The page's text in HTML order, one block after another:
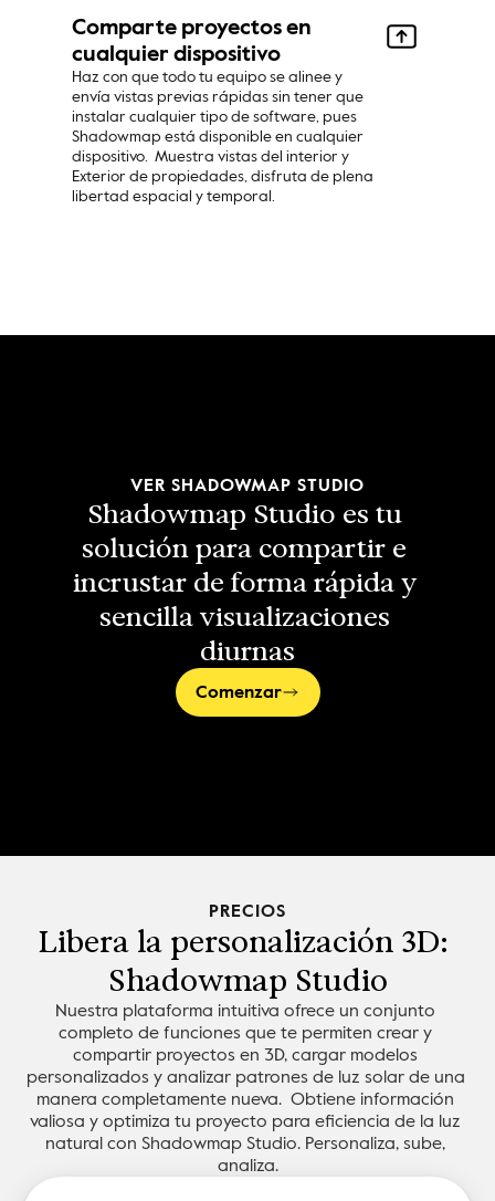
Comparte proyectos en
cualquier dispositivo
Haz con que todo tu equipo se alinee y
envía vistas previas rápidas sin tener que
instalar cualquier tipo de software, pues
Shadowmap está disponible en cualquier
dispositivo.  Muestra vistas del interior y
Exterior de propiedades, disfruta de plena
libertad espacial y temporal.
VER SHADOWMAP STUDIO
Shadowmap Studio es tu
solución para compartir e
incrustar de forma rápida y
sencilla visualizaciones
diurnas
Comenzar
PRECIOS
Libera la personalización 3D:
Shadowmap Studio
Nuestra plataforma intuitiva ofrece un conjunto
completo de funciones que te permiten crear y
compartir proyectos en 3D, cargar modelos
personalizados y analizar patrones de luz solar de una
manera completamente nueva.  Obtiene información
valiosa y optimiza tu proyecto para eficiencia de la luz
natural con Shadowmap Studio. Personaliza, sube,
analiza.